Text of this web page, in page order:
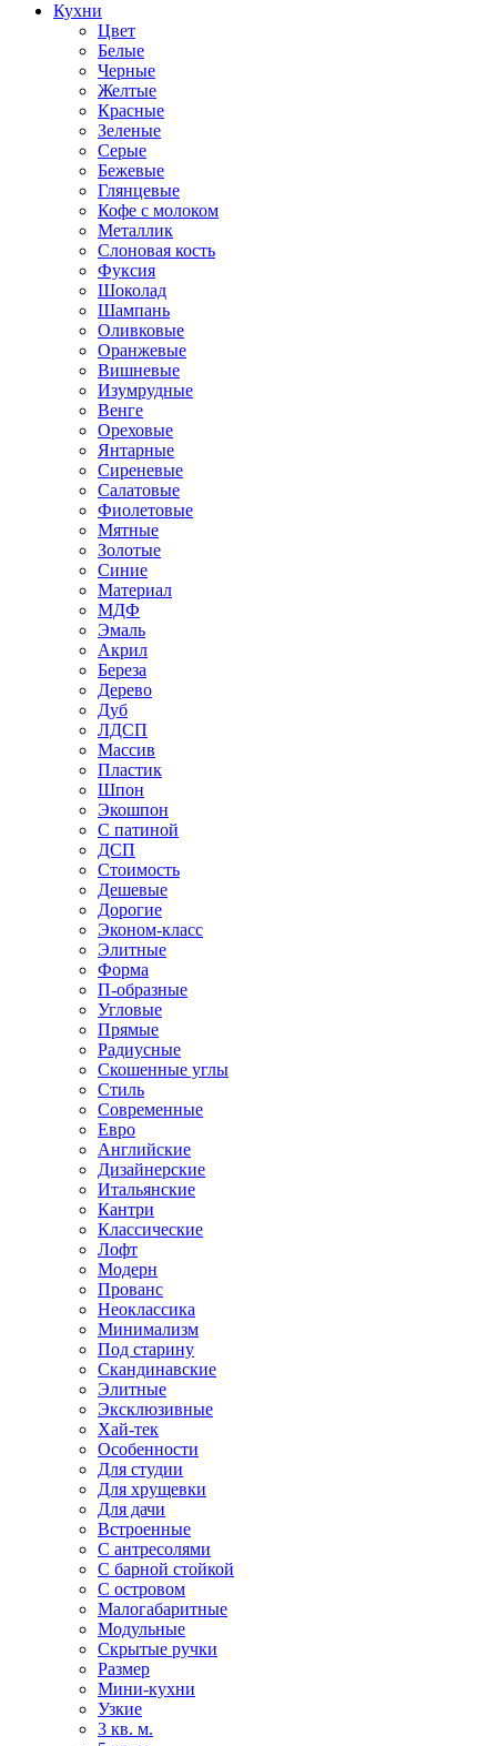
Кухни
Цвет
Белые
Черные
Желтые
Красные
Зеленые
Серые
Бежевые
Глянцевые
Кофе с молоком
Металлик
Слоновая кость
Фуксия
Шоколад
Шампань
Оливковые
Оранжевые
Вишневые
Изумрудные
Венге
Ореховые
Янтарные
Сиреневые
Салатовые
Фиолетовые
Мятные
Золотые
Синие
Материал
МДФ
Эмаль
Акрил
Береза
Дерево
Дуб
ЛДСП
Массив
Пластик
Шпон
Экошпон
С патиной
ДСП
Стоимость
Дешевые
Дорогие
Эконом-класс
Элитные
Форма
П-образные
Угловые
Прямые
Радиусные
Скошенные углы
Стиль
Современные
Евро
Английские
Дизайнерские
Итальянские
Кантри
Классические
Лофт
Модерн
Прованс
Неоклассика
Минимализм
Под старину
Скандинавские
Элитные
Эксклюзивные
Хай-тек
Особенности
Для студии
Для хрущевки
Для дачи
Встроенные
С антресолями
С барной стойкой
С островом
Малогабаритные
Модульные
Скрытые ручки
Размер
Мини-кухни
Узкие
3 кв. м.